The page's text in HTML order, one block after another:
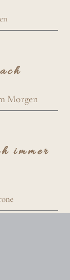
Morgen
immer